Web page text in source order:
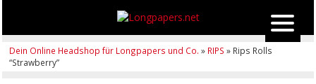
Dein Online Headshop für Longpapers und Co. » RIPS » Rips Rolls
“Strawberry”